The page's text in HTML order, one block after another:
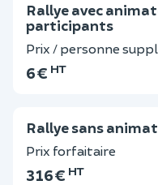
Rallye avec
participants
Prix / personne
6 € HT
Rallye sans
Prix forfaitaire
316 € HT